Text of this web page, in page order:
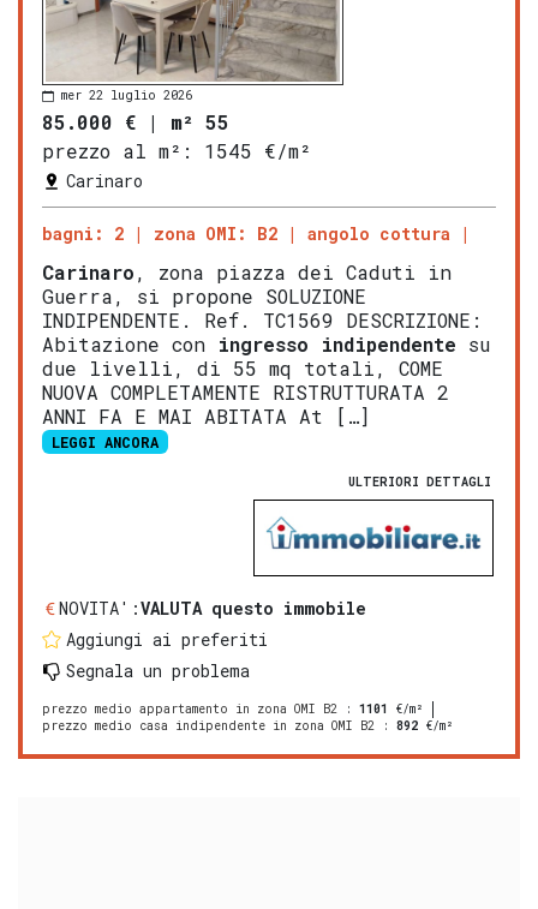
mer 22 luglio 2026
85.000 € | m² 55
prezzo al m²:
1545 €/m²
Carinaro
bagni: 2 zona OMI: B2 angolo cottura
Carinaro, zona piazza dei Caduti in
Guerra, si propone SOLUZIONE
INDIPENDENTE. Ref. TC1569 DESCRIZIONE:
Abitazione con ingresso indipendente su
due livelli, di 55 mq totali, COME
NUOVA COMPLETAMENTE RISTRUTTURATA 2
ANNI FA E MAI ABITATA At […]
LEGGI ANCORA
ULTERIORI DETTAGLI
NOVITA':VALUTA questo immobile
Aggiungi ai preferiti
Segnala un problema
prezzo medio appartamento in zona OMI B2 : 1101
€/m²
prezzo medio casa indipendente in zona OMI B2 : 892 €/m²